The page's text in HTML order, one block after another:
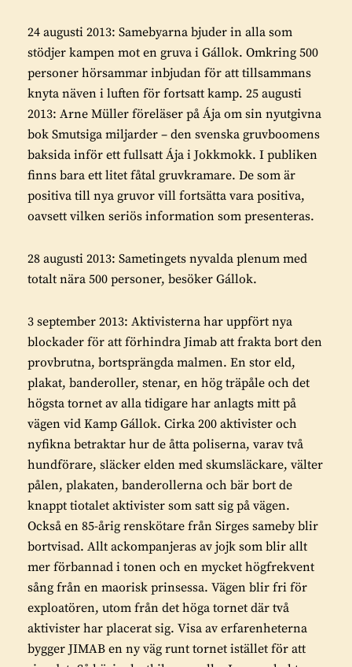
24 augusti 2013: Samebyarna bjuder in alla som
stödjer kampen mot en gruva i Gállok. Omkring 500
personer hörsammar inbjudan för att tillsammans
knyta näven i luften för fortsatt kamp. 25 augusti
2013: Arne Müller föreläser på Ája om sin nyutgivna
bok Smutsiga miljarder – den svenska gruvboomens
baksida inför ett fullsatt Ája i Jokkmokk. I publiken
finns bara ett litet fåtal gruvkramare. De som är
positiva till nya gruvor vill fortsätta vara positiva,
oavsett vilken seriös information som presenteras.
28 augusti 2013: Sametingets nyvalda plenum med
totalt nära 500 personer, besöker Gállok.
3 september 2013: Aktivisterna har uppfört nya
blockader för att förhindra Jimab att frakta bort den
provbrutna, bortsprängda malmen. En stor eld,
plakat, banderoller, stenar, en hög träpåle och det
högsta tornet av alla tidigare har anlagts mitt på
vägen vid Kamp Gállok. Cirka 200 aktivister och
nyfikna betraktar hur de åtta poliserna, varav två
hundförare, släcker elden med skumsläckare, välter
pålen, plakaten, banderollerna och bär bort de
knappt tiotalet aktivister som satt sig på vägen.
Också en 85-årig renskötare från Sirges sameby blir
bortvisad. Allt ackompanjeras av jojk som blir allt
mer förbannad i tonen och en mycket högfrekvent
sång från en maorisk prinsessa. Vägen blir fri för
exploatören, utom från det höga tornet där två
aktivister har placerat sig. Visa av erfarenheterna
bygger JIMAB en ny väg runt tornet istället för att